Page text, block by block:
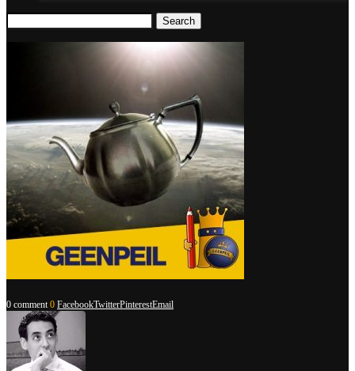
Search
0 comment 0 FacebookTwitterPinterestEmail